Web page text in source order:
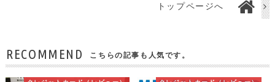
トップページへ
RECOMMEND こちらの記事も人気です。